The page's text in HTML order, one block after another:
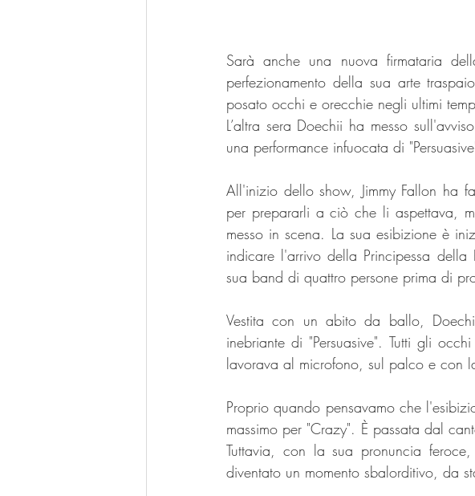
Sarà anche una nuova firmataria
perfezionamento della sua arte
posato occhi e orecchie negli ultimi
L’altra sera Doechii ha messo
una performance infuocata di
All'inizio dello show, Jimmy Fallon ha
per prepararli a ciò che li aspettava,
messo in scena. La sua esibizione è
indicare l'arrivo della Principessa
sua band di quattro persone prima di
Vestita con un abito da ballo,
inebriante di "Persuasive". Tutti gli
lavorava al microfono, sul palco e con
Proprio quando pensavamo che
massimo per "Crazy". È passata dal
Tuttavia, con la sua pronuncia
diventato un momento sbalorditivo, da